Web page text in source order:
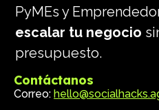
PyMEs y
escalar tu negocio
presupuesto.
Contáctanos
Correo: